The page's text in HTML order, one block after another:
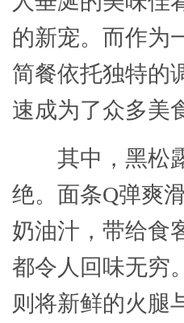
的新宠。而作为
简餐依托独特的
速成为了众多美
其中，黑松露
绝。面条Q弹爽
奶油汁，带给食
都令人回味无穷
则将新鲜的火腿